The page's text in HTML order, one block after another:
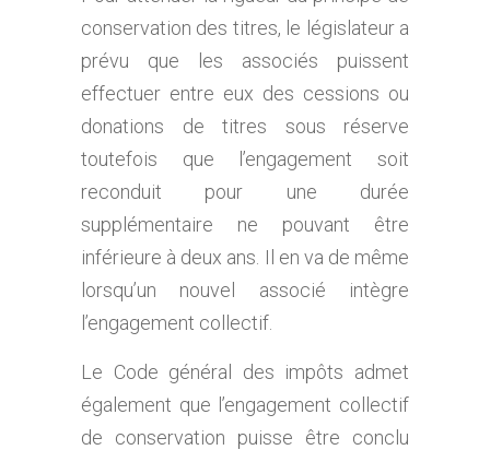
conservation des titres, le législateur a
prévu que les associés puissent
effectuer entre eux des cessions ou
donations de titres sous réserve
toutefois que l’engagement soit
reconduit pour une durée
supplémentaire ne pouvant être
inférieure à deux ans. Il en va de même
lorsqu’un nouvel associé intègre
l’engagement collectif.
Le Code général des impôts admet
également que l’engagement collectif
de conservation puisse être conclu